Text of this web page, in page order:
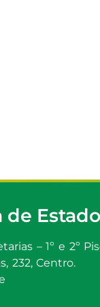
de
– 1º e 2º
232, Centro.